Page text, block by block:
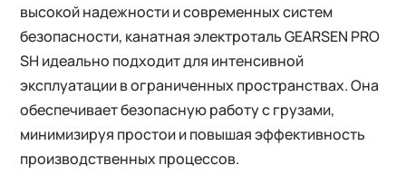
высокой надежности и современных систем
безопасности, канатная электроталь GEARSEN PRO
SH идеально подходит для интенсивной
эксплуатации в ограниченных пространствах. Она
обеспечивает безопасную работу с грузами,
минимизируя простои и повышая эффективность
производственных процессов.